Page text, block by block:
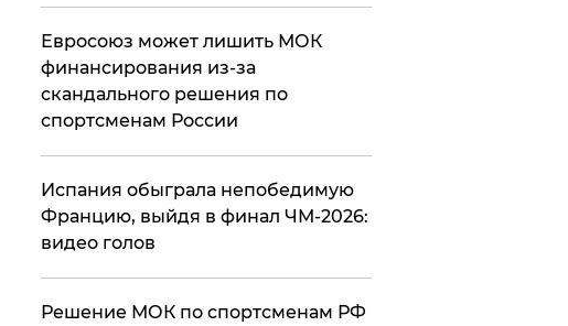
Евросоюз может лишить МОК
финансирования из-за
скандального решения по
спортсменам России
Испания обыграла непобедимую
Францию, выйдя в финал ЧМ-2026:
видео голов
Решение МОК по спортсменам РФ